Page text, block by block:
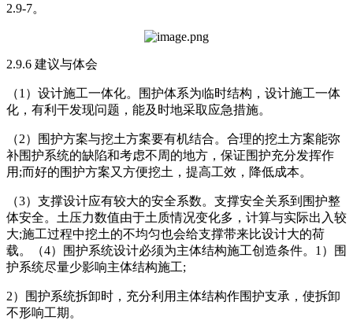
2.9-7。
2.9.6 建议与体会
（1）设计施工一体化。围护体系为临时结构，设计施工一体
化，有利干发现问题，能及时地采取应急措施。
（2）围护方案与挖土方案要有机结合。合理的挖土方案能弥
补围护系统的缺陷和考虑不周的地方，保证围护充分发挥作
用;而好的围护方案又方便挖土，提高工效，降低成本。
（3）支撑设计应有较大的安全系数。支撑安全关系到围护整
体安全。土压力数值由于土质情况变化多，计算与实际出入较
大;施工过程中挖土的不均匀也会给支撑带来比设计大的荷
载。（4）围护系统设计必须为主体结构施工创造条件。1）围
护系统尽量少影响主体结构施工;
2）围护系统拆卸时，充分利用主体结构作围护支承，使拆卸
不形响工期。